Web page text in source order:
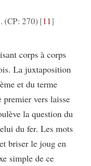
(CP: 270) 11
corps à corps
La juxtaposition
et du terme
vers laisse
la question du
du fer. Les mots
briser le joug en
simple de ce